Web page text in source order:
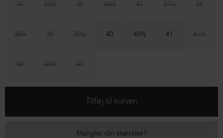
35 35½ 36 36½ 37 37½ 38
38½ 39 39½ 40 40½ 41 41½
42 42½ 43
Mangler din størrelse?